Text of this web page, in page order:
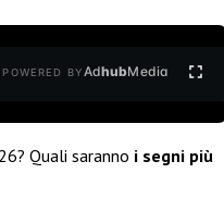
POWERED BYAdhubMedia
Quali saranno i segni più